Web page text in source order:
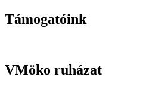
Támogatóink
VMöko ruházat